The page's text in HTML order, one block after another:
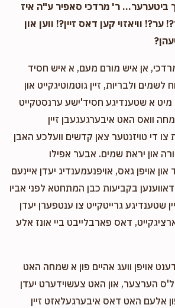
ביטערער... ר' מרדכי סאפיר ע"ה איז
וויאזוי קען דאס זיין?! ווען און
אן איש מורם מעם, א איש חסיד
ולבריות, זיין גוטמוטיגקייט און
מיט א שטענדיגע חסיד'ישע ערנסטקייט
וואס האט איבערגעגעבן זיין
צו די טויזנטער צאן קדשים וועלכע האבן
און יראת שמים. אבער אפילו
און אויפן גאס, אויפנעמענדיג יעדן איינעם
דאווענען בקביעות כבן המתחטא לפני אביו
שטענדיגע גרייטקייט צו ענטפערן יעדן
דאס פארבלייבט ביי אונז אלע
אויפן וועג אהיים פון א שמחה האט
הערצער, און האט צעשוידערט יעדן
אלעם האט דאס איבערגעלאזט זיין